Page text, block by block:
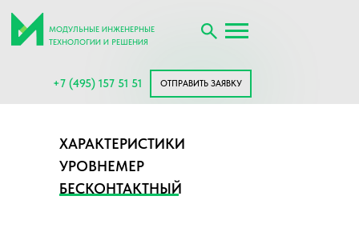
+7 (495) 157 51 51
МОДУЛЬНЫЕ ИНЖЕНЕРНЫЕ
ТЕХНОЛОГИИ И РЕШЕНИЯ
ОТПРАВИТЬ ЗАЯВКУ
ХАРАКТЕРИСТИКИ
УРОВНЕМЕР
БЕСКОНТАКТНЫЙ